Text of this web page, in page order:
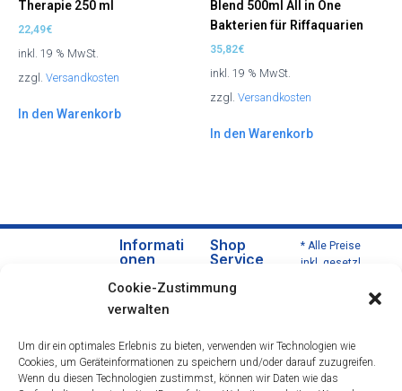
Cookie-Zustimmung
verwalten
Um dir ein optimales Erlebnis zu bieten, verwenden wir Technologien wie
Cookies, um Geräteinformationen zu speichern und/oder darauf zuzugreifen.
Wenn du diesen Technologien zustimmst, können wir Daten wie das
Therapie 250 ml
22,49€
inkl. 19 % MwSt.
zzgl. Versandkosten
In den Warenkorb
Blend 500ml All in One
Bakterien für Riffaquarien
35,82€
inkl. 19 % MwSt.
zzgl. Versandkosten
In den Warenkorb
Informati
onen
uns
Daten
rung
Shop
Service
ngsbe
dingu
* Alle Preise
inkl. gesetzl.
Nachnahmeg
ebühren,
wenn nicht